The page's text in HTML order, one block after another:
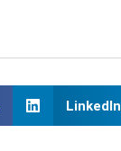
LinkedIn